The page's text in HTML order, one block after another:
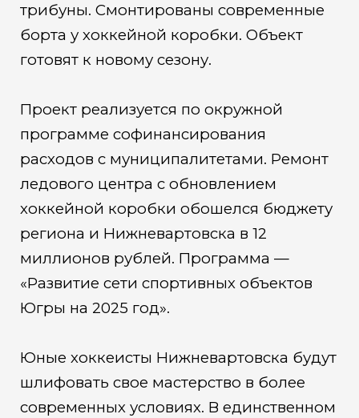
трибуны. Смонтированы современные
борта у хоккейной коробки. Объект
готовят к новому сезону.
Проект реализуется по окружной
программе софинансирования
расходов с муниципалитетами. Ремонт
ледового центра с обновлением
хоккейной коробки обошелся бюджету
региона и Нижневартовска в 12
миллионов рублей. Программа —
«Развитие сети спортивных объектов
Югры на 2025 год».
Юные хоккеисты Нижневартовска будут
шлифовать свое мастерство в более
современных условиях. В единственном